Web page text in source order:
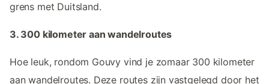
grens met Duitsland.
3. 300 kilometer aan wandelroutes
Hoe leuk, rondom Gouvy vind je zomaar 300 kilometer
aan wandelroutes. Deze routes zijn vastgelegd door het